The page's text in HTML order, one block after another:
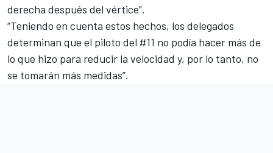
derecha después del vértice”.
“Teniendo en cuenta estos hechos, los delegados
determinan que el piloto del #11 no podía hacer más de
lo que hizo para reducir la velocidad y, por lo tanto, no
se tomarán más medidas”.